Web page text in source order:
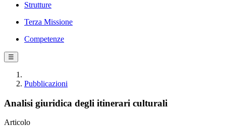
Strutture
Terza Missione
Competenze
☰
Pubblicazioni
Analisi giuridica degli itinerari culturali
Articolo